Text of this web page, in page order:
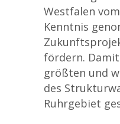
Westfalen
Kenntnis
fördern.
größten und
des
Ruhrgebiet